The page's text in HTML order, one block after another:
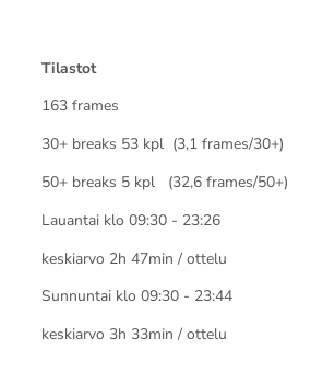
Tilastot
163 frames
30+ breaks 53 kpl (3,1 frames/30+)
50+ breaks 5 kpl (32,6 frames/50+)
Lauantai klo 09:30 - 23:26
keskiarvo 2h 47min / ottelu
Sunnuntai klo 09:30 - 23:44
keskiarvo 3h 33min / ottelu